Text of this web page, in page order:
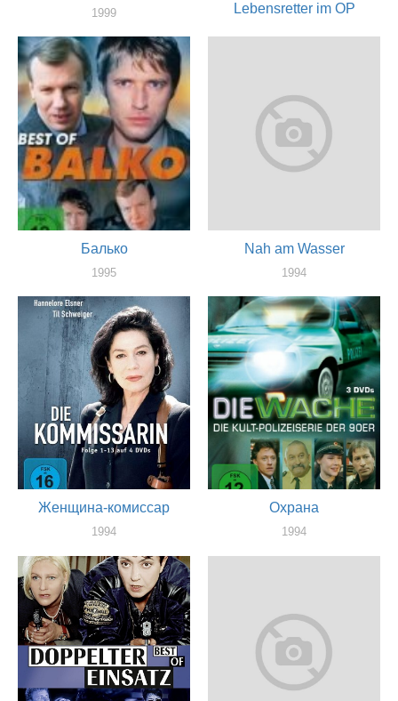
1999
Lebensretter im OP
Балько
1995
Nah am Wasser
1994
Женщина-комиссар
1994
Охрана
1994